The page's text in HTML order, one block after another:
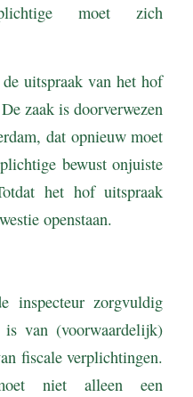
moet zich
uitspraak van het hof
zaak is doorverwezen
dat opnieuw moet
bewust onjuiste
het hof uitspraak
openstaan.
inspecteur zorgvuldig
van (voorwaardelijk)
fiscale verplichtingen.
niet alleen een